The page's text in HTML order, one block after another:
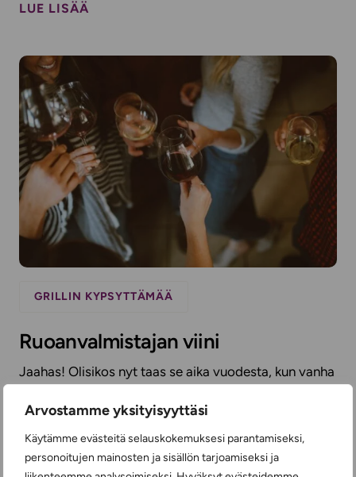
Arvostamme yksityisyyttäsi
Käytämme evästeitä selauskokemuksesi parantamiseksi,
personoitujen mainosten ja sisällön tarjoamiseksi ja
LUE LISÄÄ
GRILLIN KYPSYTTÄMÄÄ
Ruoanvalmistajan viini
Jaahas! Olisikos nyt taas se aika vuodesta, kun vanha
kaveriporukka kokoontuu viettämään aikaa
yhdessä?...
LUE LISÄÄ